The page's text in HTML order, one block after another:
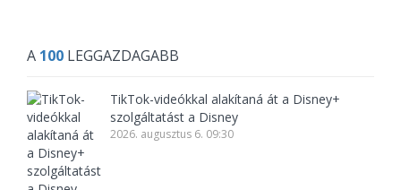
A 100 LEGGAZDAGABB
TikTok-videókkal alakítaná át a Disney+
szolgáltatást a Disney
2026. augusztus 6. 09:30